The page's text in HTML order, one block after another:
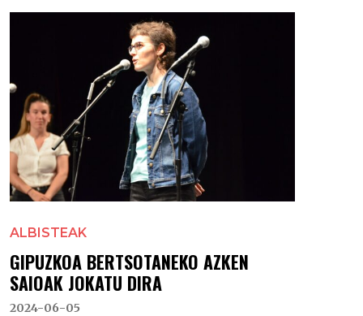
ALBISTEAK
GIPUZKOA BERTSOTANEKO AZKEN
SAIOAK JOKATU DIRA
2024-06-05